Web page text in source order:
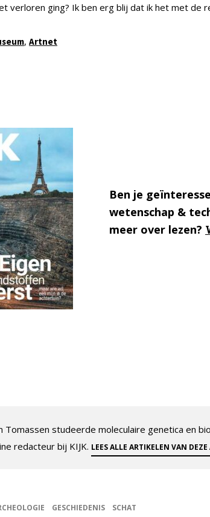
verloren ging? Ik ben erg blij dat ik het met de
, Artnet
Ben je
wetenschap &
meer over lezen?
Tomassen studeerde moleculaire genetica en
redacteur bij KIJK. LEES ALLE ARTIKELEN VAN
GESCHIEDENIS SCHAT